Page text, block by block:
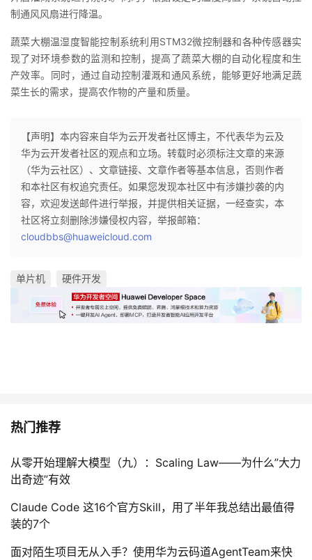
制通风风扇进行降温。
蔬菜大棚温湿度智能控制系统利用STM32微控制器和各种传感器实
现了对环境参数的监测和控制，提高了蔬菜大棚的自动化程度和生
产效率。同时，通过自动控制灌溉和通风系统，能够更好地满足蔬
菜生长的需求，提高农作物的产量和质量。
【声明】本内容来自华为云开发者社区博主，不代表华为云及
华为云开发者社区的观点和立场。转载时必须标注文章的来源
（华为云社区）、文章链接、文章作者等基本信息，否则作者
和本社区有权追究责任。如果您发现本社区中有涉嫌抄袭的内
容，欢迎发送邮件进行举报，并提供相关证据，一经查实，本
社区将立刻删除涉嫌侵权内容，举报邮箱：
cloudbbs@huaweicloud.com
单片机 硬件开发
热门推荐
从零开始理解大模型（九）：Scaling Law——为什么”大力
出奇迹”有效
Claude Code 这16个官方Skill，用了半年我总结出最值得
装的7个
面对陌生项目无从入手？使用华为云码道AgentTeam来快